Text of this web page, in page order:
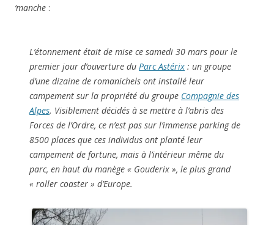
‘manche :
L’étonnement était de mise ce samedi 30 mars pour le
premier jour d’ouverture du Parc Astérix : un groupe
d’une dizaine de romanichels ont installé leur
campement sur la propriété du groupe Compagnie des
Alpes. Visiblement décidés à se mettre à l’abris des
Forces de l’Ordre, ce n’est pas sur l’immense parking de
8500 places que ces individus ont planté leur
campement de fortune, mais à l’intérieur même du
parc, en haut du manège « Gouderix », le plus grand
« roller coaster » d’Europe.